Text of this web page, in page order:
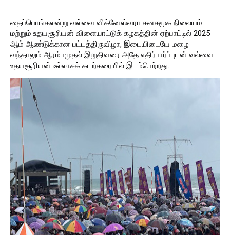
தைப்பொங்கலன்று வல்வை விக்னேஸ்வரா சனசமூக நிலையம்
மற்றும் உதயசூரியன் விளையாட்டுக் கழகத்தின் ஏற்பாட்டில் 2025
ஆம் ஆண்டுக்கான பட்டத்திருவிழா, இடையிடையே மழை
வந்தாலும் ஆரம்பமுதல் இறுதிவரை அதே எதிர்பார்ப்புடன் வல்வை
உதயசூரியன் உல்லாசக் கடற்கரையில் இடம்பெற்றது.